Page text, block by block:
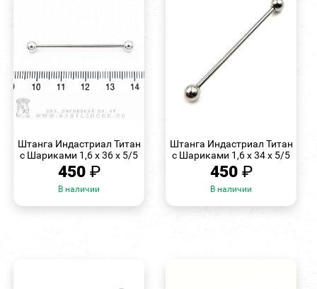
Штанга Индастриал Титан
с Шариками 1,6 х 36 х 5/5
450 ₽
В наличии
Штанга Индастриал Титан
с Шариками 1,6 х 34 х 5/5
450 ₽
В наличии